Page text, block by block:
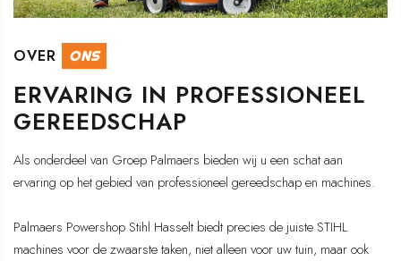
OVER ONS
ERVARING IN PROFESSIONEEL
GEREEDSCHAP
Als onderdeel van Groep Palmaers bieden wij u een schat aan
ervaring op het gebied van professioneel gereedschap en machines.
​​​​​​​Palmaers Powershop Stihl Hasselt biedt precies de juiste STIHL
machines voor de zwaarste taken, niet alleen voor uw tuin, maar ook